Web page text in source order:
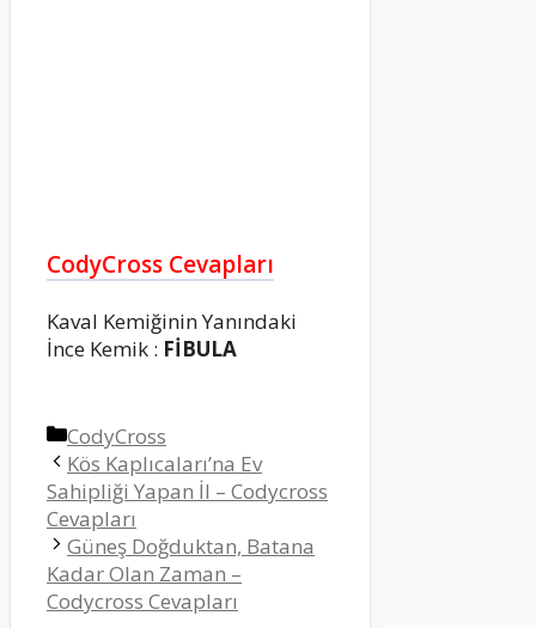
CodyCross Cevapları
Kaval Kemiğinin Yanındaki
İnce Kemik : FİBULA
Kategoriler
CodyCross
Kös Kaplıcaları’na Ev
Sahipliği Yapan İl – Codycross
Cevapları
Güneş Doğduktan, Batana
Kadar Olan Zaman –
Codycross Cevapları